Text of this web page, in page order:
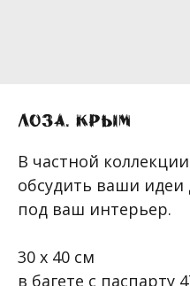
Лоза. Крым
В частной
обсудить ваши идеи
под ваш интерьер.
30 х 40 см
в багете с паспарту